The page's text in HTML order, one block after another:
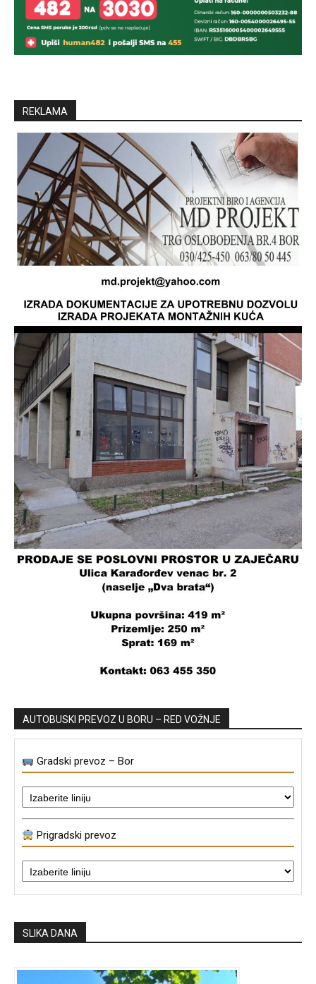
REKLAMA
AUTOBUSKI PREVOZ U BORU – RED VOŽNJE
Gradski prevoz – Bor
Prigradski prevoz
SLIKA DANA